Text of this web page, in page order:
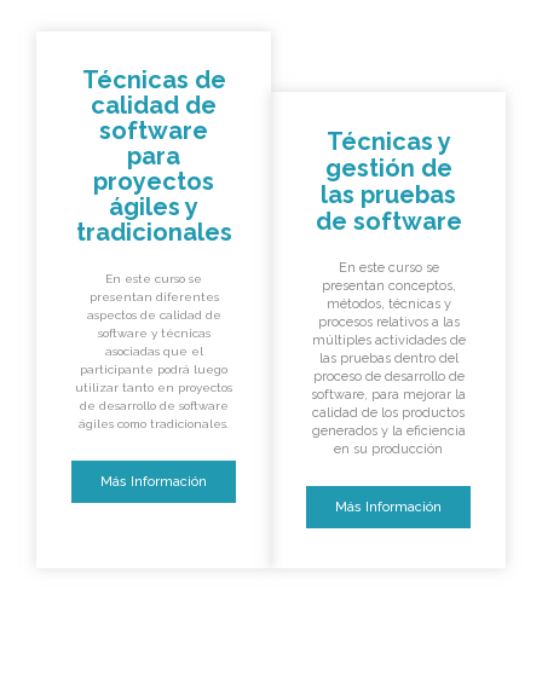
Técnicas de
calidad de
software
para
proyectos
ágiles y
tradicionales
En este curso se
presentan diferentes
aspectos de calidad de
software y técnicas
asociadas que el
participante podrá luego
utilizar tanto en proyectos
de desarrollo de software
ágiles como tradicionales.
Más Información
Técnicas y
gestión de
las pruebas
de software
En este curso se
presentan conceptos,
métodos, técnicas y
procesos relativos a las
múltiples actividades de
las pruebas dentro del
proceso de desarrollo de
software, para mejorar la
calidad de los productos
generados y la eficiencia
en su producción
Más Información